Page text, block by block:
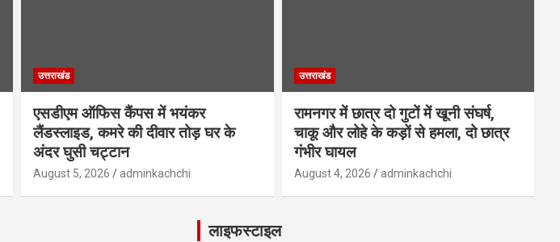
उत्तराखंड
एसडीएम ऑफिस कैंपस में भयंकर
लैंडस्लाइड, कमरे की दीवार तोड़ घर के
अंदर घुसी चट्टान
August 5, 2026 adminkachchi
उत्तराखंड
रामनगर में छात्र दो गुटों में खूनी संघर्ष,
चाकू और लोहे के कड़ों से हमला, दो छात्र
गंभीर घायल
August 4, 2026 adminkachchi
लाइफस्टाइल